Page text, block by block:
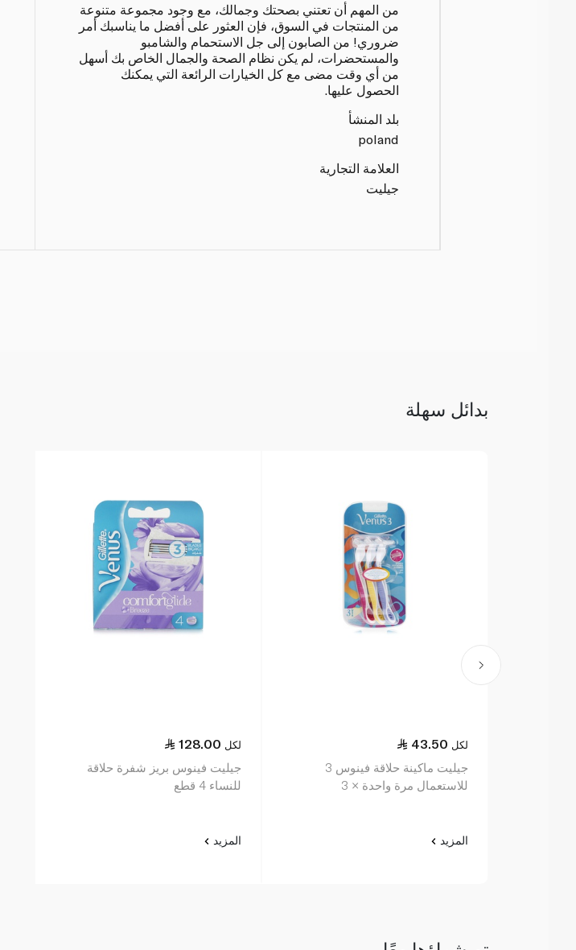
من المهم أن تعتني بصحتك وجمالك، مع وجود مجموعة متنوعة
من المنتجات في السوق، فإن العثور على أفضل ما يناسبك أمر
ضروري! من الصابون إلى جل الاستحمام والشامبو
والمستحضرات، لم يكن نظام الصحة والجمال الخاص بك أسهل
من أي وقت مضى مع كل الخيارات الرائعة التي يمكنك
الحصول عليها.
بلد المنشأ
poland
العلامة التجارية
جيليت
بدائل سهلة
43.50 لكل
جيليت ماكينة حلاقة فينوس 3
للاستعمال مرة واحدة × 3
المزيد
128.00 لكل
جيليت فينوس بريز شفرة حلاقة
للنساء 4 قطع
المزيد